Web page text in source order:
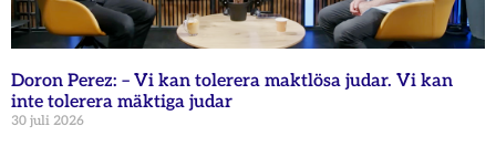
Doron Perez: – Vi kan tolerera maktlösa judar. Vi kan
inte tolerera mäktiga judar
30 juli 2026